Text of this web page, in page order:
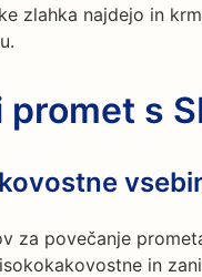
zlahka najdejo in
s
za povečanje
in